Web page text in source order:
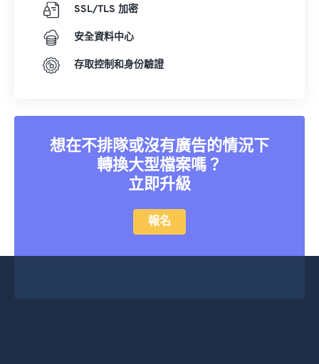
SSL/TLS 加密
安全資料中心
存取控制和身份驗證
想在不排隊或沒有廣告的情況下
轉換大型檔案嗎？
立即升級
報名